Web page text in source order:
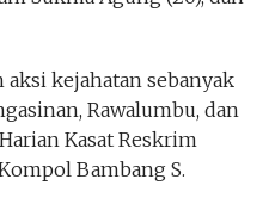
kejahatan sebanyak
Rawalumbu, dan
Kasat Reskrim
Bambang S.